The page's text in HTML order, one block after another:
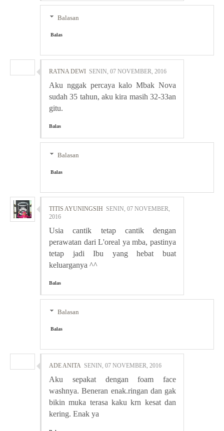
Balasan
Balas
RATNA DEWI SENIN, 07 NOVEMBER, 2016
Aku nggak percaya kalo Mbak Nova
sudah 35 tahun, aku kira masih 32-33an
gitu.
Balas
Balasan
Balas
TITIS AYUNINGSIH SENIN, 07 NOVEMBER,
2016
Usia cantik tetap cantik dengan
perawatan dari L'oreal ya mba, pastinya
tetap jadi Ibu yang hebat buat
keluarganya ^^
Balas
Balasan
Balas
ADE ANITA SENIN, 07 NOVEMBER, 2016
Aku sepakat dengan foam face
washnya. Beneran enak.ringan dan gak
bikin muka terasa kaku krn kesat dan
kering. Enak ya